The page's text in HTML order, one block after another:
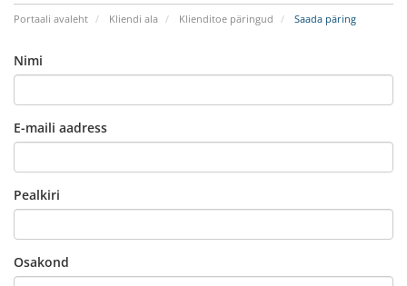
Portaali avaleht Kliendi ala Klienditoe päringud Saada päring
Nimi
E-maili aadress
Pealkiri
Osakond